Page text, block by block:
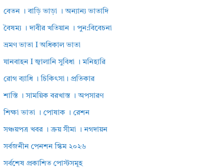
বেতন । বাড়ি ভাড়া । অন্যান্য ভাতাদি
বৈষম্য । দাবীর খতিয়ান । পুন:বিবেচনা
ভ্রমণ ভাতা I অধিকাল ভাতা
যানবাহন I জ্বালানি সুবিধা । মনিহারি
রোগ ব্যাধি । চিকিৎসা। প্রতিকার
শাস্তি । সাময়িক বরখাস্ত । অপসারণ
শিক্ষা ভাতা । পোষাক । রেশন
সঞ্চয়পত্র খবর । ক্রয় সীমা । নগদায়ন
সর্বজনীন পেনশন স্কিম ২০২৬
সর্বশেষ প্রকাশিত পোস্টসমূহ